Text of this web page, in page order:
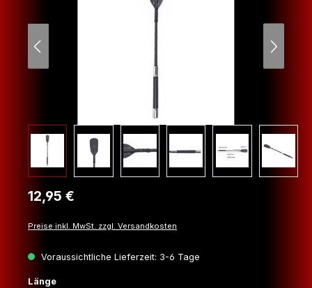
Regulärer Preis:
12,95 €
Preise inkl. MwSt. zzgl. Versandkosten
Voraussichtliche Lieferzeit: 3-6 Tage
Längeauswählen